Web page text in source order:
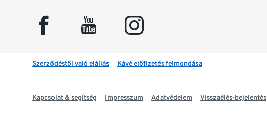
facebook youtube instagram
Szerződéstől való elállás Kávé előfizetés felmondása
Kapcsolat & segítség Impresszum Adatvédelem Visszaélés-bejelentés